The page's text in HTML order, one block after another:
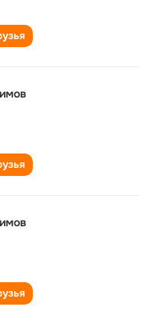
Каримов